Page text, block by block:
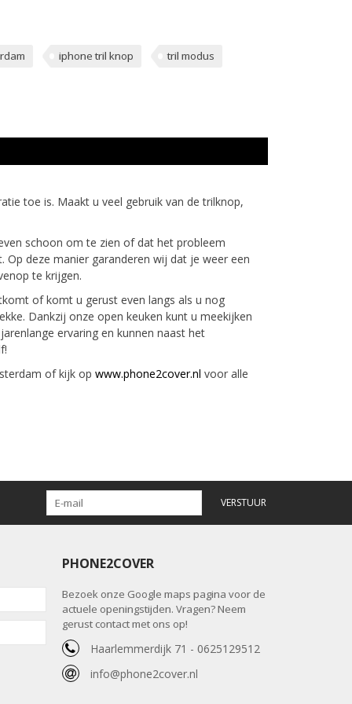
iphone tril knop tril modus
toe is. Maakt u veel gebruik van de trilknop,
schoon om te zien of dat het probleem
deze manier garanderen wij dat je weer een
te krijgen.
of komt u gerust even langs als u nog
Dankzij onze open keuken kunt u meekijken
ervaring en kunnen naast het
of kijk op www.phone2cover.nl voor alle
VERSTUUR
PHONE2COVER
Bezoek onze Google maps pagina voor de
actuele openingstijden. Vragen? Neem
gerust contact met ons op!
Haarlemmerdijk 71 - 0625129512
info@phone2cover.nl